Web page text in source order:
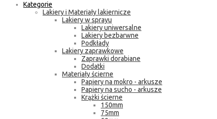
Kategorie
Lakiery i Materiały lakiernicze
Lakiery w sprayu
Lakiery uniwersalne
Lakiery bezbarwne
Podkłady
Lakiery zaprawkowe
Zaprawki dorabiane
Dodatki
Materiały ścierne
Papiery na mokro - arkusze
Papiery na sucho - arkusze
Krążki ścierne
150mm
75mm